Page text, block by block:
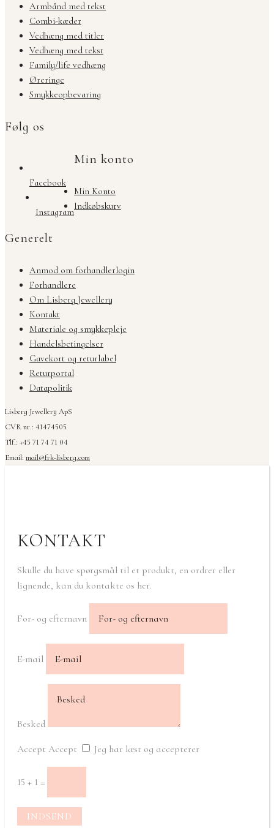
Armbånd med tekst
Combi-kæder
Vedhæng med titler
Vedhæng med tekst
Family/life vedhæng
Øreringe
Smykkeopbevaring
Følg os
Facebook
Instagram
Min konto
Min Konto
Indkøbskurv
Generelt
Anmod om forhandlerlogin
Forhandlere
Om Lisberg Jewellery
Kontakt
Materiale og smykkepleje
Handelsbetingelser
Gavekort og returlabel
Returportal
Datapolitik
Lisberg Jewellery ApS
CVR nr.: 41474505
Tlf.: +45 71 74 71 04
Email: mail@frk-lisberg.com
KONTAKT
Skulle du have spørgsmål til et produkt, en ordrer eller
lignende, kan du kontakte os her.
For- og efternavn
E-mail
Besked
Accept Accept Jeg har læst og accepterer
15 + 1 =
INDSEND